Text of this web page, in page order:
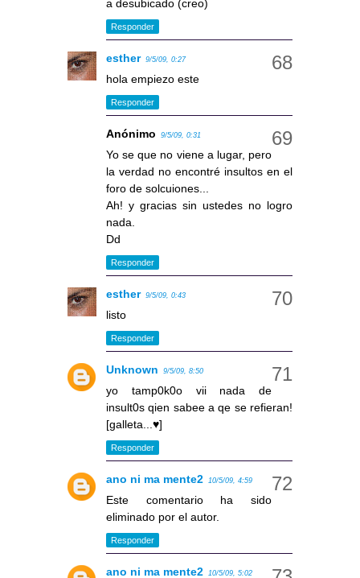
a desubicado (creo)
Responder
esther 9/5/09, 0:27
hola empiezo este
Responder
Anónimo 9/5/09, 0:31
Yo se que no viene a lugar, pero
la verdad no encontré insultos en el
foro de solcuiones...
Ah! y gracias sin ustedes no logro
nada.
Dd
Responder
esther 9/5/09, 0:43
listo
Responder
Unknown 9/5/09, 8:50
yo tamp0k0o vii nada de
insult0s qien sabee a qe se refieran!
[galleta...♥]
Responder
ano ni ma mente2 10/5/09, 4:59
Este comentario ha sido
eliminado por el autor.
Responder
ano ni ma mente2 10/5/09, 5:02